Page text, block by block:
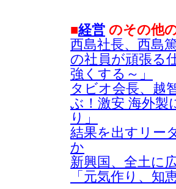
■経営 のその他
西島社長、西島
の社員が頑張る
強くする～」
タビオ会長、越
ぶ！激安 海外製
り」
結果を出すリー
か
新興国、全土に
「元気作り、知